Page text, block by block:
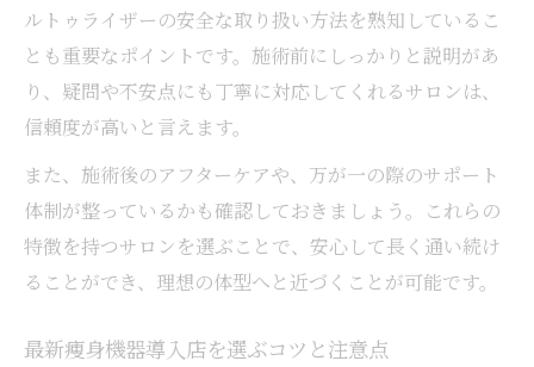
ルトゥライザーの安全な取り扱い方法を熟知しているこ
とも重要なポイントです。施術前にしっかりと説明があ
り、疑問や不安点にも丁寧に対応してくれるサロンは、
信頼度が高いと言えます。
また、施術後のアフターケアや、万が一の際のサポート
体制が整っているかも確認しておきましょう。これらの
特徴を持つサロンを選ぶことで、安心して長く通い続け
ることができ、理想の体型へと近づくことが可能です。
最新痩身機器導入店を選ぶコツと注意点